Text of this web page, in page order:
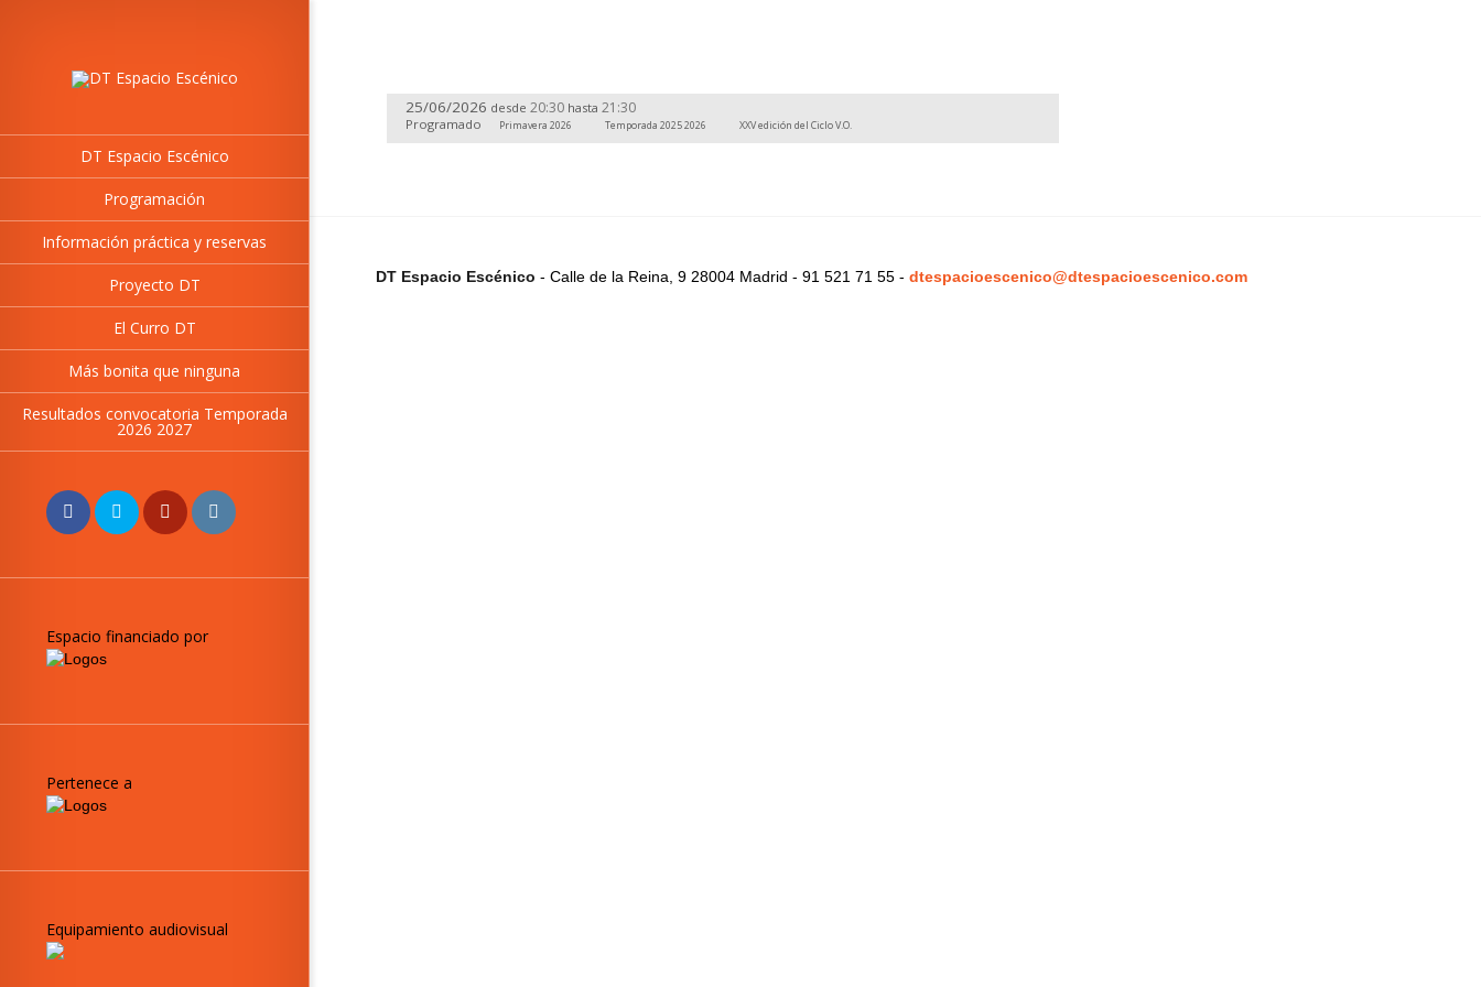
DT Espacio Escénico
Programación
Información práctica y reservas
Proyecto DT
El Curro DT
Más bonita que ninguna
Resultados convocatoria Temporada
2026 2027
Espacio financiado por
Pertenece a
Equipamiento audiovisual
25/06/2026 desde 20:30 hasta 21:30
Programado Primavera 2026 Temporada 2025 2026 XXV edición del Ciclo V.O.
DT Espacio Escénico - Calle de la Reina, 9 28004 Madrid - 91 521 71 55 - dtespacioescenico@dtespacioescenico.com